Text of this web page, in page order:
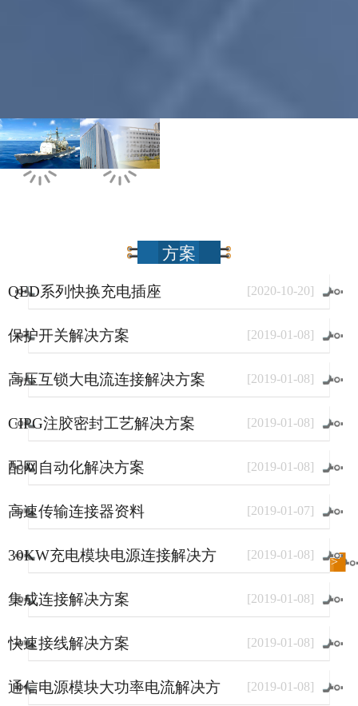
方案
QED系列快换充电插座 [2020-10-20]
保护开关解决方案 [2019-01 -08]
高压互锁大电流连接解决方案 [2019-01 -08]
CIPG注胶密封工艺解决方案 [2019-01 -08]
配网自动化解决方案 [2019-01 -08]
高速传输连接器资料 [2019-01 -07]
30KW充电模块电源连接解决方
[2019-01 -08]
集成连接解决方案 [2019-01 -08]
快速接线解决方案 [2019-01 -08]
通信电源模块大功率电流解决方
[2019-01 -08]
进入方案 频道>>